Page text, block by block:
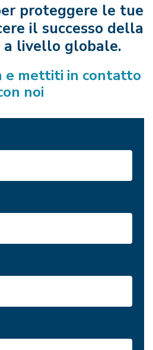
proteggere le tue
il successo della
a livello globale.
e mettiti in contatto
noi